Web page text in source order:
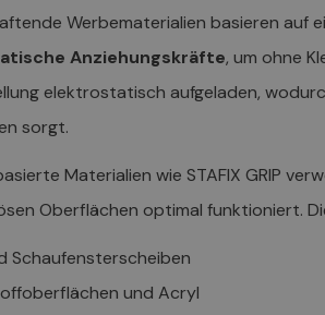
Werbematerialien basieren auf
Anziehungskräfte, um ohne
elektrostatisch aufgeladen,
sorgt.
Materialien wie STAFIX GRIP
Oberflächen optimal funktioniert.
Schaufensterscheiben
und Acryl